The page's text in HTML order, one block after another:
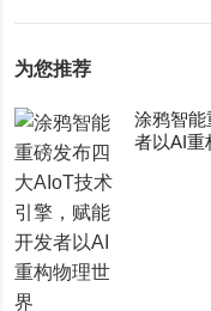
为您推荐
涂鸦智能
者以AI重